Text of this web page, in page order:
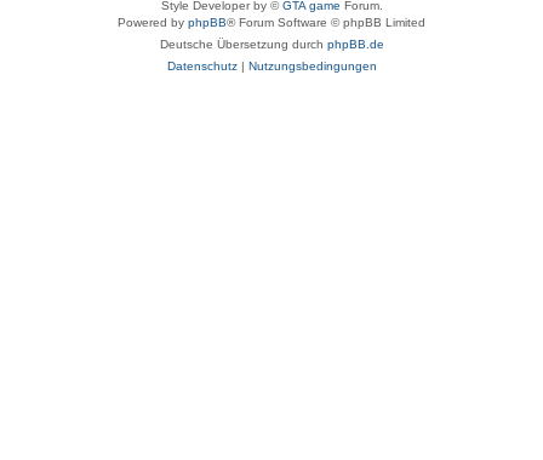
Style Developer by ©GTA game Forum.
Powered by phpBB® Forum Software © phpBB Limited
Deutsche Übersetzung durch phpBB.de
Datenschutz| Nutzungsbedingungen